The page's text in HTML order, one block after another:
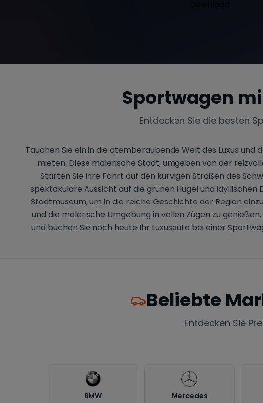
Sportwagen
Entdecken Sie die besten
Tauchen Sie ein in die atemberaubende Welt des Luxus
mieten. Diese malerische Stadt, umgeben von der
Starten Sie Ihre Fahrt auf den kurvigen Straßen des
spektakuläre Aussicht auf die grünen Hügel und
Stadtmuseum, um in die reiche Geschichte der Region
und die malerische Umgebung in vollen Zügen zu
und buchen Sie noch heute Ihr Luxusauto bei einer
Beliebte
Entdecken Sie
BMW Mercedes